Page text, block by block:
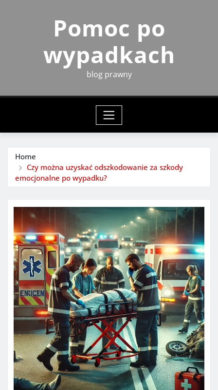
Pomoc po
wypadkach
blog prawny
Home
Czy można uzyskać odszkodowanie za szkody
emocjonalne po wypadku?